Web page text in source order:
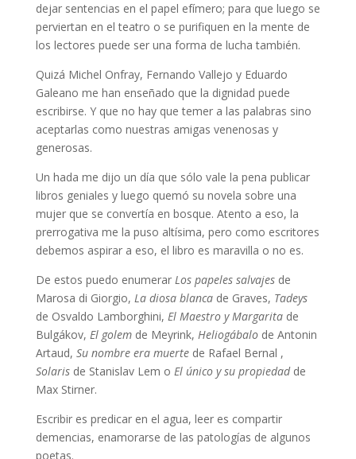
dejar sentencias en el papel efímero; para que luego se
perviertan en el teatro o se purifiquen en la mente de
los lectores puede ser una forma de lucha también.
Quizá Michel Onfray, Fernando Vallejo y Eduardo
Galeano me han enseñado que la dignidad puede
escribirse. Y que no hay que temer a las palabras sino
aceptarlas como nuestras amigas venenosas y
generosas.
Un hada me dijo un día que sólo vale la pena publicar
libros geniales y luego quemó su novela sobre una
mujer que se convertía en bosque. Atento a eso, la
prerrogativa me la puso altísima, pero como escritores
debemos aspirar a eso, el libro es maravilla o no es.
De estos puedo enumerar Los papeles salvajesde
Marosa di Giorgio, La diosa blancade Graves, Tadeys
de Osvaldo Lamborghini, El Maestro y Margaritade
Bulgákov, El golemde Meyrink, Heliogábalode Antonin
Artaud, Su nombre era muertede Rafael Bernal ,
Solarisde Stanislav Lem o El único y su propiedadde
Max Stirner.
Escribir es predicar en el agua, leer es compartir
demencias, enamorarse de las patologías de algunos
poetas.